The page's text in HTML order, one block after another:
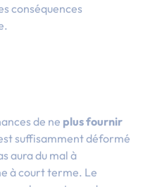
conséquences
de ne plus fournir
est suffisamment déformé
aura du mal à
à court terme. Le